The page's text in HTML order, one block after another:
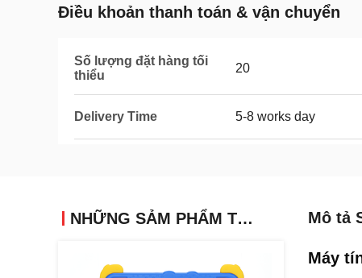
Điều khoản thanh toán & vận chuyển
Số lượng đặt hàng tối
thiểu
20
Delivery Time 5-8 works day
NHỮNG SẢM PHẨM TƯƠNG TỰ Mô tả
Máy